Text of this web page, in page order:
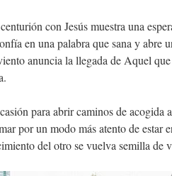
con Jesús muestra una
en una palabra que sana y abre
anuncia la llegada de Aquel
para abrir caminos de acogida
por un modo más atento de estar
del otro se vuelva semilla de